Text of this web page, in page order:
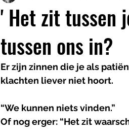
' Het zit tussen
tussen ons in?
Er zijn zinnen die je als
klachten liever niet hoort.
“We kunnen niets vinden.”
Of nog erger: “Het zit